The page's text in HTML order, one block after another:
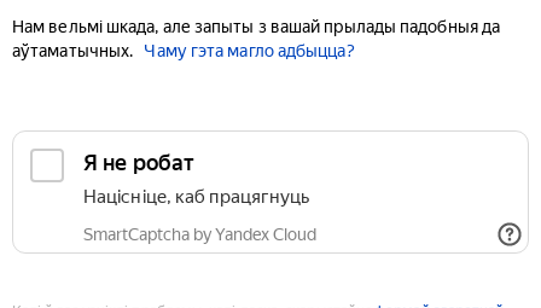
Нам вельмі шкада, але запыты з вашай прылады падобныя да
аўтаматычных.
Чаму гэта магло адбыцца?
Я не робат
Націсніце, каб працягнуць
SmartCaptcha by Yandex Cloud